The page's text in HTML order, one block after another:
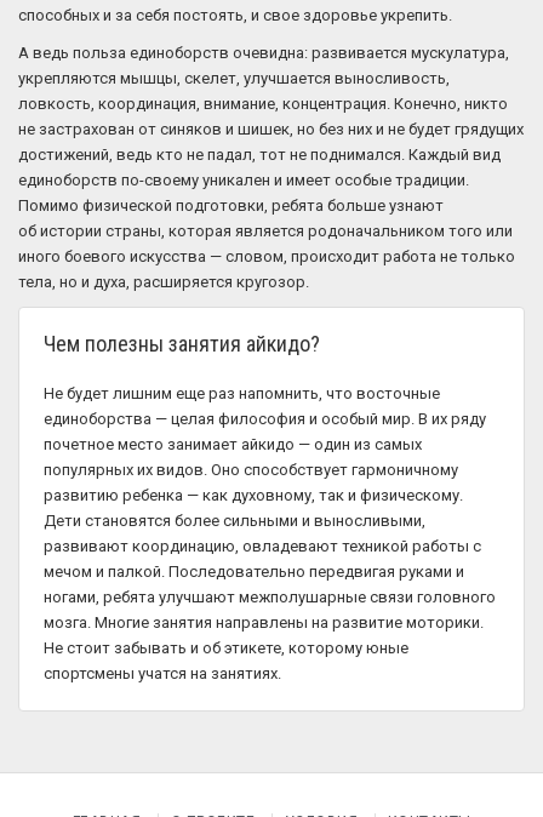
способных и за себя постоять, и свое здоровье укрепить.
А ведь польза единоборств очевидна: развивается мускулатура,
укрепляются мышцы, скелет, улучшается выносливость,
ловкость, координация, внимание, концентрация. Конечно, никто
не застрахован от синяков и шишек, но без них и не будет грядущих
достижений, ведь кто не падал, тот не поднимался. Каждый вид
единоборств по-своему уникален и имеет особые традиции.
Помимо физической подготовки, ребята больше узнают
об истории страны, которая является родоначальником того или
иного боевого искусства — словом, происходит работа не только
тела, но и духа, расширяется кругозор.
Чем полезны занятия айкидо?
Не будет лишним еще раз напомнить, что восточные
единоборства — целая философия и особый мир. В их ряду
почетное место занимает айкидо — один из самых
популярных их видов. Оно способствует гармоничному
развитию ребенка — как духовному, так и физическому.
Дети становятся более сильными и выносливыми,
развивают координацию, овладевают техникой работы с
мечом и палкой. Последовательно передвигая руками и
ногами, ребята улучшают межполушарные связи головного
мозга. Многие занятия направлены на развитие моторики.
Не стоит забывать и об этикете, которому юные
спортсмены учатся на занятиях.